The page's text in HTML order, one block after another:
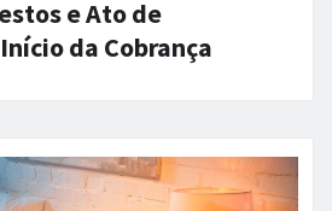
e Ato de
da Cobrança